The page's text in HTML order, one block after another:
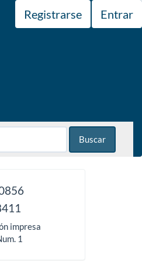
Registrarse Entrar
Buscar
impresa
1